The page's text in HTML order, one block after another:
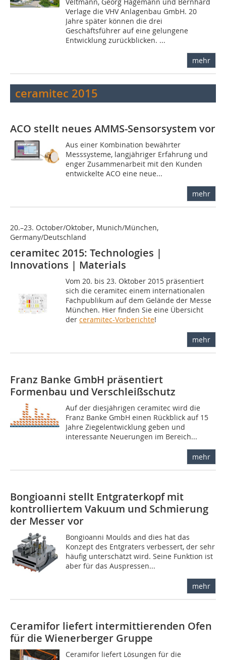
Veltmann, Georg Hagemann und Bernhard
Verlage die VHV Anlagenbau GmbH. 20
Jahre später können die drei
Geschäftsführer auf eine gelungene
Entwicklung zurückblicken. ...
mehr
ceramitec 2015
ACO stellt neues AMMS-Sensorsystem vor
Aus einer Kombination bewährter
Messsysteme, langjähriger Erfahrung und
enger Zusammenarbeit mit den Kunden
entwickelte ACO eine neue...
mehr
20.–23. October/Oktober, Munich/München,
Germany/Deutschland
ceramitec 2015: Technologies |
Innovations | Materials
Vom 20. bis 23. Oktober 2015 präsentiert
sich die ­ceramitec einem internationalen
Fachpublikum auf dem Gelände der Messe
München. Hier finden Sie eine Übersicht
derceramitec-Vorberichte!
mehr
Franz Banke GmbH präsentiert
Formenbau und ­Verschleißschutz
Auf der diesjährigen ceramitec wird die
Franz Banke GmbH einen Rückblick auf 15
Jahre Ziegelentwicklung geben und
interessante Neuerungen im Bereich...
mehr
Bongioanni stellt Entgraterkopf mit
kontrolliertem Vakuum und Schmierung
der Messer vor
Bongioanni Moulds and dies hat das
Konzept des Entgraters verbessert, der sehr
häufig unterschätzt wird. Seine Funktion ist
aber für das Auspressen...
mehr
Ceramifor liefert intermittierenden Ofen
für die Wienerberger Gruppe
Ceramifor liefert Lösungen für die